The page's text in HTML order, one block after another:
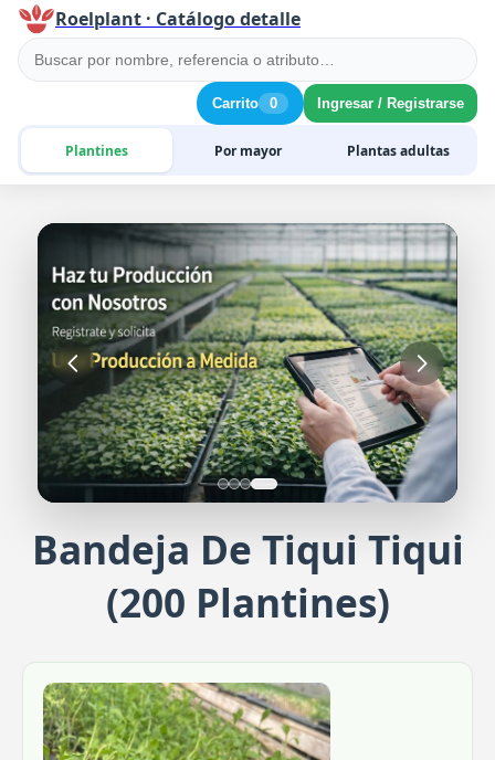
Roelplant · Catálogo detalle
Plantines Por mayor Plantas adultas
Carrito 0 Ingresar / Registrarse
Plantines de Veronica
Belleza y color en tu jardín
Bandeja De Tiqui Tiqui
(200 Plantines)